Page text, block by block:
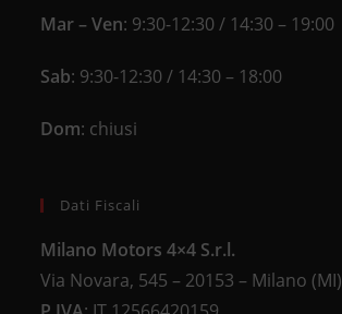
Mar – Ven: 9:30-12:30 / 14:30 – 19:00
Sab: 9:30-12:30 / 14:30 – 18:00
Dom: chiusi
Dati Fiscali
Milano Motors 4×4 S.r.l.
Via Novara, 545 – 20153 – Milano (MI)